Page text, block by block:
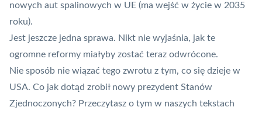
nowych aut spalinowych w UE (ma wejść w życie w 2035
roku).
Jest jeszcze jedna sprawa. Nikt nie wyjaśnia, jak te
ogromne reformy miałyby zostać teraz odwrócone.
Nie sposób nie wiązać tego zwrotu z tym, co się dzieje w
USA. Co jak dotąd zrobił nowy prezydent Stanów
Zjednoczonych? Przeczytasz o tym w naszych tekstach